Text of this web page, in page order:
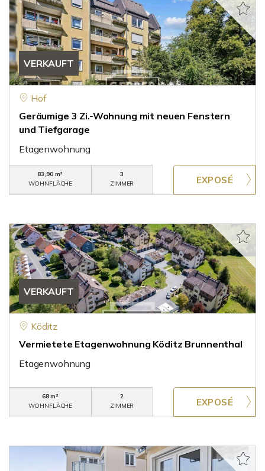
VERKAUFT
Hof
Geräumige 3 Zi.-Wohnung mit neuen Fenstern
und Tiefgarage
Etagenwohnung
83,90 m²
WOHNFLÄCHE
3
ZIMMER
VERKAUFT
Köditz
Vermietete Etagenwohnung Köditz Brunnenthal
Etagenwohnung
68 m²
WOHNFLÄCHE
2
ZIMMER